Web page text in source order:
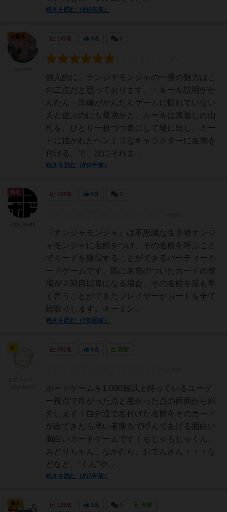
続きを読む（約6年前）
147名 0名
個人的に、ナンジヤモンジャの一番の魅力はこ
の二点だと思っております。・ルール説明がか
んたん・準備がかんたんゲームに慣れていない
人と遊ぶのにも最適かと。ルールは裏返しの山
札を、ひとり一枚づつ表にして場に出し、カー
ドに描かれたヘンテコなキャラクターに名前を
付ける、で、次にそれま...
続きを読む（約6年前）
大賢者
158名 0名
『ナンジャモンジャ』は不思議な生き物ナンジ
ャモンジャに名前をつけ、その名前を呼ぶこと
でカードを獲得することができるパーティーカ
ードゲームです。既に名前のついたカードの登
場が２回目以降になる場合、その名前を最も早
く言うことができたプレイヤーがカードを全て
総取りします。ネーミン...
続きを読む（7年弱前）
291名 0名 充実
ボードゲームを1,000個以上持っているユーザ
ー視点で良かった点と悪かった点の両面から紹
介します！自分達で名付けた名前をそのカード
が出てきたら早い者勝ちで呼んであげる面白い
面白いカードゲームです！もじゃもじゃくん、
みどりちゃん、なかむら、おでんさん・・・な
どなど、“くん”や...
続きを読む（約7年前）
133名 1名 充実
仙人